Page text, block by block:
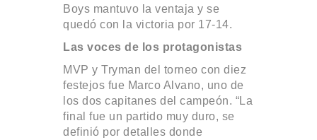
Boys mantuvo la ventaja y se
quedó con la victoria por 17-14.
Las voces de los protagonistas
MVP y Tryman del torneo con diez
festejos fue Marco Alvano, uno de
los dos capitanes del campeón. “La
final fue un partido muy duro, se
definió por detalles donde